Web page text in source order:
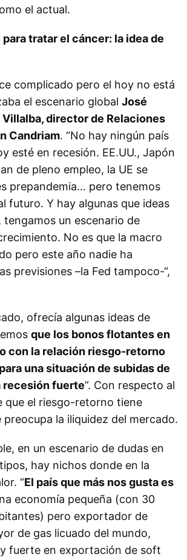
el actual.
tratar el cáncer: la idea de
complicado pero el hoy no está
el escenario global José
Villalba,director de Relaciones
Candriam. “No hay ningún país
esté en recesión. EE.UU., Japón
de pleno empleo, la UE se
prepandemia… pero tenemos
futuro. Y hay algunas que ideas
un escenario de
No es que la macro
pero este año nadie ha
previsiones –la Fed tampoco-“,
ofrecía algunas ideas de
que los bonos flotantes en
con la relación riesgo-retorno
una situación de subidas de
recesión fuerte”. Con respecto al
que el riesgo-retorno tiene
la iliquidez del mercado.
en un escenario de dudas en
hay nichos donde en la
“El país que más nos gusta es
economía pequeña (con 30
pero exportador de
de gas licuado del mundo,
fuerte en exportación de soft